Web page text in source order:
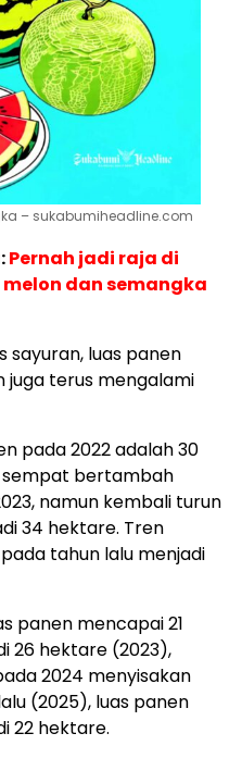
– sukabumiheadline.com
Pernah jadi raja di
dan semangka
sayuran, luas panen
juga terus mengalami
pada 2022 adalah 30
sempat bertambah
namun kembali turun
34 hektare. Tren
tahun lalu menjadi
panen mencapai 21
26 hektare (2023),
2024 menyisakan
(2025), luas panen
22 hektare.